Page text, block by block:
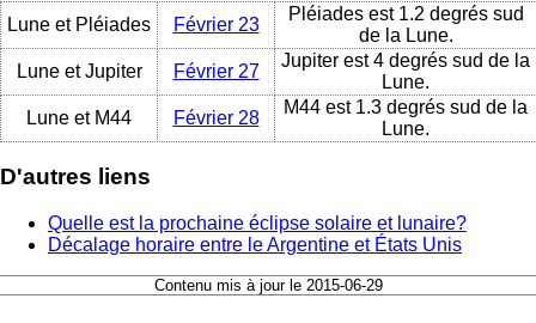
Lune et Pléiades
Février 23
Pléiades est 1.2 degrés sud
de la Lune.
Lune et Jupiter
Février 27
Jupiter est 4 degrés sud de la
Lune.
Lune et M44
Février 28
M44 est 1.3 degrés sud de la
Lune.
D'autres liens
Quelle est la prochaine éclipse solaire et lunaire?
Décalage horaire entre le Argentine et États Unis
Contenu mis à jour le 2015-06-29